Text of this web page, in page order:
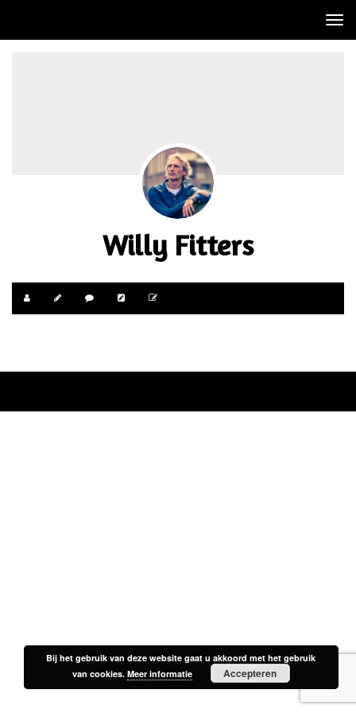
Willy Fitters
Bij het gebruik van deze website gaat u akkoord met het gebruik
van cookies. Meer informatie Accepteren
Bij het gebruik van deze website gaat u akkoord met het gebruik
van cookies. Meer informatie Accepteren